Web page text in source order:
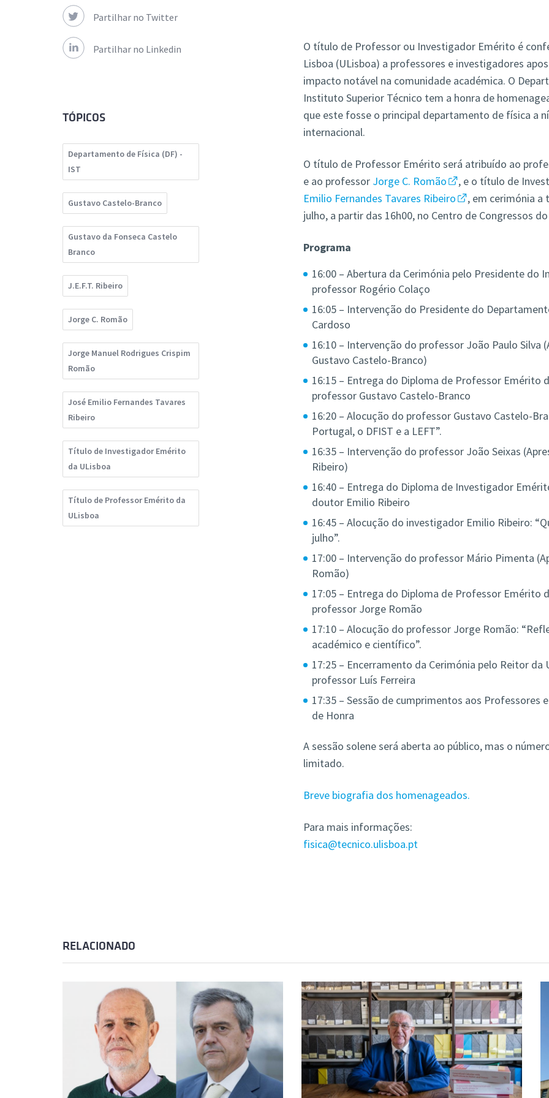
O título de Professor ou Investigador Emérito é
Lisboa (ULisboa) a professores e investigadores
impacto notável na comunidade académica. O
Instituto Superior Técnico tem a honra de
que este fosse o principal departamento de física a
internacional.
O título de Professor Emérito será atribuído ao
e ao professor Jorge C. Romão
, e o título de
Emilio Fernandes Tavares Ribeiro
, em cerimónia a
julho, a partir das 16h00, no Centro de Congressos
Programa
16:00 – Abertura da Cerimónia pelo Presidente do
professor Rogério Colaço
16:05 – Intervenção do Presidente do
Cardoso
16:10 – Intervenção do professor João Paulo Silva
Gustavo Castelo-Branco)
16:15 – Entrega do Diploma de Professor Emérito
professor Gustavo Castelo-Branco
16:20 – Alocução do professor Gustavo Castelo-
Portugal, o DFIST e a LEFT”.
16:35 – Intervenção do professor João Seixas
Ribeiro)
16:40 – Entrega do Diploma de Investigador
doutor Emilio Ribeiro
16:45 – Alocução do investigador Emilio Ribeiro:
julho”.
17:00 – Intervenção do professor Mário Pimenta
Romão)
17:05 – Entrega do Diploma de Professor Emérito
professor Jorge Romão
17:10 – Alocução do professor Jorge Romão:
académico e científico”.
17:25 – Encerramento da Cerimónia pelo Reitor da
professor Luís Ferreira
17:35 – Sessão de cumprimentos aos
de Honra
A sessão solene será aberta ao público, mas o
limitado.
Breve biografia dos homenageados.
Para mais informações:
fisica@tecnico.ulisboa.pt
Partilhar no Twitter
Partilhar no Linkedin
TÓPICOS
Departamento de Física (DF) -
IST
Gustavo Castelo-Branco
Gustavo da Fonseca Castelo
Branco
J.E.F.T. Ribeiro
Jorge C. Romão
Jorge Manuel Rodrigues Crispim
Romão
José Emilio Fernandes Tavares
Ribeiro
Título de Investigador Emérito
da ULisboa
Título de Professor Emérito da
ULisboa
RELACIONADO